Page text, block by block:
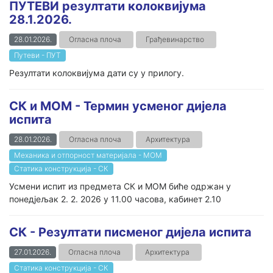
ПУТЕВИ резултати колоквијума
28.1.2026.
28.01.2026. Огласна плоча
Грађевинарство
Путеви - ПУТ
Резултати колоквијума дати су у прилогу.
СК и МОМ - Термин усменог дијела
испита
28.01.2026. Огласна плоча
Архитектура
Механика и отпорност материјала - МОМ
Статика конструкција - СК
Усмени испит из предмета СК и МОМ биће одржан у
понедјељак 2. 2. 2026 у 11.00 часова, кабинет 2.10
СК - Резултати писменог дијела испита
27.01.2026. Огласна плоча
Архитектура
Статика конструкција - СК